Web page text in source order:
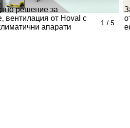
1 / 5
решение за
вентилация от Hoval с
апарати